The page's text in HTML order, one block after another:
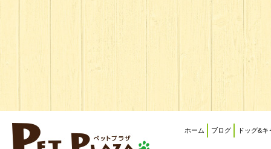
ホーム ブログ ドッグ&キ